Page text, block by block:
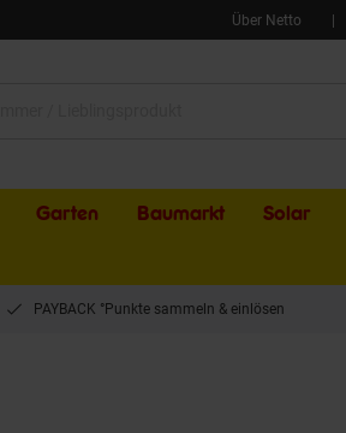
Über Netto
Garten Baumarkt Solar
PAYBACK °Punkte sammeln & einlösen